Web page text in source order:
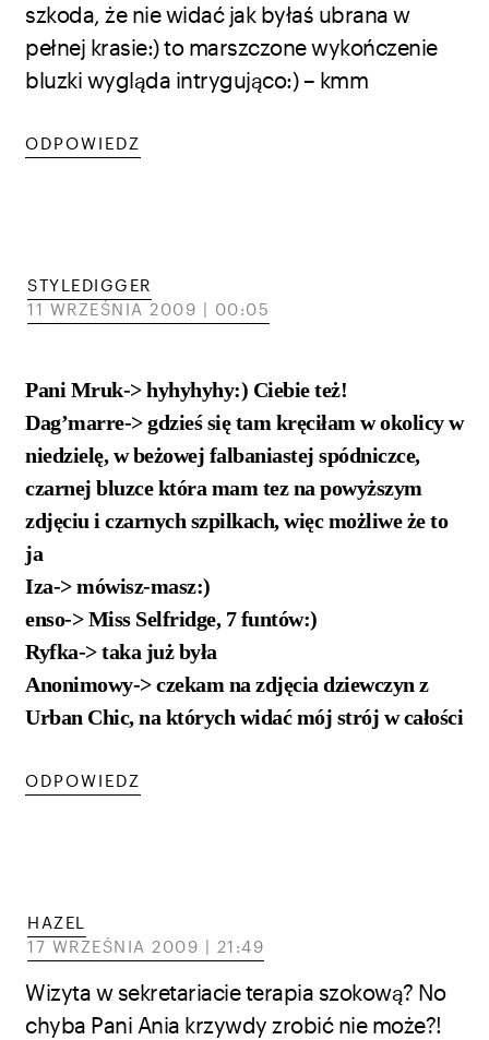
szkoda, że nie widać jak byłaś ubrana w
pełnej krasie:) to marszczone wykończenie
bluzki wygląda intrygująco:) – kmm
ODPOWIEDZ
STYLEDIGGER
11 WRZEŚNIA 2009 | 00:05
Pani Mruk-> hyhyhyhy:) Ciebie też!
Dag’marre-> gdzieś się tam kręciłam w okolicy w
niedzielę, w beżowej falbaniastej spódniczce,
czarnej bluzce która mam tez na powyższym
zdjęciu i czarnych szpilkach, więc możliwe że to
ja
Iza-> mówisz-masz:)
enso-> Miss Selfridge, 7 funtów:)
Ryfka-> taka już była
Anonimowy-> czekam na zdjęcia dziewczyn z
Urban Chic, na których widać mój strój w całości
ODPOWIEDZ
HAZEL
17 WRZEŚNIA 2009 | 21:49
Wizyta w sekretariacie terapia szokową? No
chyba Pani Ania krzywdy zrobić nie może?!